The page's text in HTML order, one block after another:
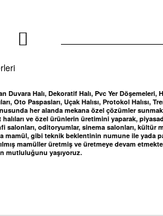
Halı, Dekoratif Halı, Pvc Yer Döşemeleri,
Oto Paspasları, Uçak Halısı, Protokol Halısı,
her alanda mekana özel çözümler
ve özel ürünlerin üretimini yaparak,
oditoryumlar, sinema salonları, kültür
mamül, gibi teknik beklentinin numune ile
mamüller üretmiş ve üretmeye devam
mutluluğunu yaşıyoruz.